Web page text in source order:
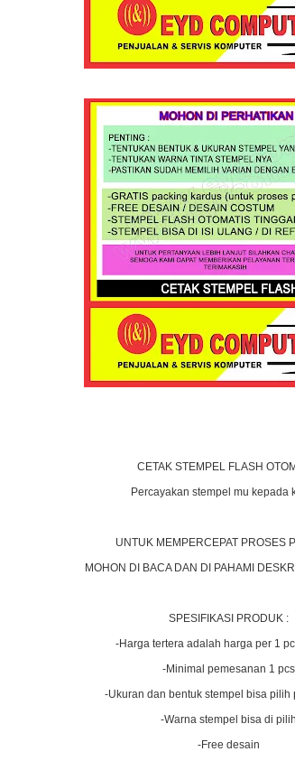
CETAK STEMPEL FLASH
Percayakan stempel mu kepada
UNTUK MEMPERCEPAT PROSES
MOHON DI BACA DAN DI PAHAMI
SPESIFIKASI PRODUK :
-Harga tertera adalah harga per 1
-Minimal pemesanan 1 pcs
-Ukuran dan bentuk stempel bisa pilih
-Warna stempel bisa di
-Free desain